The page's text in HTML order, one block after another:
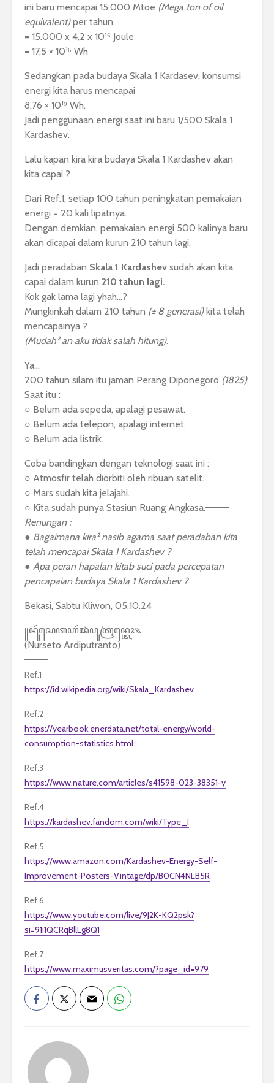
ini baru mencapai 15.000 Mtoe (Mega ton of oil
equivalent)per tahun.
= 15.000 x 4,2 x 10¹⁶ Joule
= 17,5 × 10¹⁶ Wh
Sedangkan pada budaya Skala 1 Kardasev, konsumsi
energi kita harus mencapai
8,76 × 10¹⁹ Wh.
Jadi penggunaan energi saat ini baru 1/500 Skala 1
Kardashev.
Lalu kapan kira kira budaya Skala 1 Kardashev akan
kita capai ?
Dari Ref.1, setiap 100 tahun peningkatan pemakaian
energi = 20 kali lipatnya.
Dengan demkian, pemakaian energi 500 kalinya baru
akan dicapai dalam kurun 210 tahun lagi.
Jadi peradaban Skala 1 Kardashev sudah akan kita
capai dalam kurun 210 tahun lagi.
Kok gak lama lagi yhah…?
Mungkinkah dalam 210 tahun (± 8 generasi)kita telah
mencapainya ?
(Mudah² an aku tidak salah hitung).
Ya…
200 tahun silam itu jaman Perang Diponegoro (1825).
Saat itu :
○ Belum ada sepeda, apalagi pesawat.
○ Belum ada telepon, apalagi internet.
○ Belum ada listrik.
Coba bandingkan dengan teknologi saat ini :
○ Atmosfir telah diorbiti oleh ribuan satelit.
○ Mars sudah kita jelajahi.
○ Kita sudah punya Stasiun Ruang Angkasa.———-
Renungan :
● Bagaimana kira² nasib agama saat peradaban kita
telah mencapai Skala 1 Kardashev ?
● Apa peran hapalan kitab suci pada percepatan
pencapaian budaya Skala 1 Kardashev ?
Bekasi, Sabtu Kliwon, 05.10.24
꧋ꦤꦸꦂꦱꦺꦠꦲꦂꦢꦶꦥꦸꦠꦿꦤ꧀ꦠꦺꦴ꧉
(Nurseto Ardiputranto)
———-
Ref.1
https://id.wikipedia.org/wiki/Skala_Kardashev
Ref.2
https://yearbook.enerdata.net/total-energy/world-
consumption-statistics.html
Ref.3
https://www.nature.com/articles/s41598-023-38351-y
Ref.4
https://kardashev.fandom.com/wiki/Type_I
Ref.5
https://www.amazon.com/Kardashev-Energy-Self-
Improvement-Posters-Vintage/dp/B0CN4NLB5R
Ref.6
https://www.youtube.com/live/9J2K-KQ2psk?
si=91i1QCRqBllLg8Q1
Ref.7
https://www.maximusveritas.com/?page_id=979